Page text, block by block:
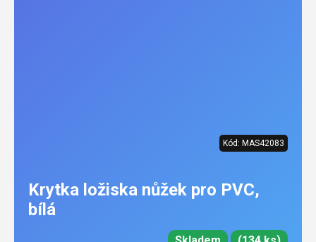
Kód: MAS42083
Krytka ložiska nůžek pro PVC,
bílá